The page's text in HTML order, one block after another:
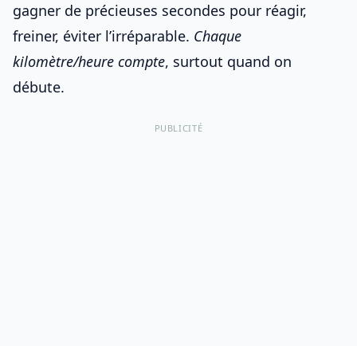
gagner de précieuses secondes pour réagir,
freiner, éviter l’irréparable. Chaque
kilomètre/heure compte, surtout quand on
débute.
PUBLICITÉ